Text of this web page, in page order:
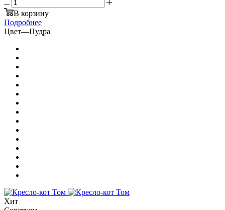
В корзину
Подробнее
Цвет—Пудра
Хит